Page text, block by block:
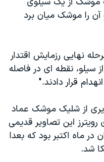
آن را موشک میان برد
نهایی رزمایش اقتدار
سیلو، نقطه ای در فاصله
از شلیک موشک عماد
رویترز این تصاویر قدیمی
ماه اکتبر بود که بعدا
شد.